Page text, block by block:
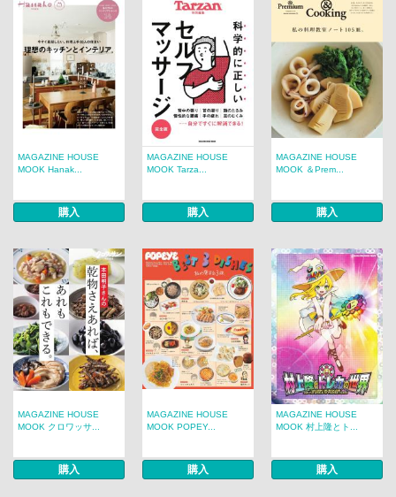
MAGAZINE HOUSE
MOOK Hanak...
購入
MAGAZINE HOUSE
MOOK Tarza...
購入
MAGAZINE HOUSE
MOOK ＆Prem...
購入
MAGAZINE HOUSE
MOOK クロワッサ...
購入
MAGAZINE HOUSE
MOOK POPEY...
購入
MAGAZINE HOUSE
MOOK 村上隆とト...
購入